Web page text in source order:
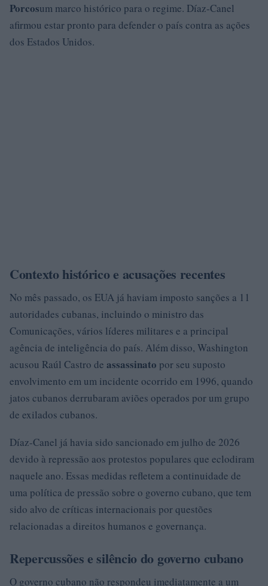
Porcosum marco histórico para o regime. Díaz-Canel
afirmou estar pronto para defender o país contra as ações
dos Estados Unidos.
Contexto histórico e acusações recentes
No mês passado, os EUA já haviam imposto sanções a 11
autoridades cubanas, incluindo o ministro das
Comunicações, vários líderes militares e a principal
agência de inteligência do país. Além disso, Washington
acusou Raúl Castro de assassinato por seu suposto
envolvimento em um incidente ocorrido em 1996, quando
jatos cubanos derrubaram aviões operados por um grupo
de exilados cubanos.
Díaz-Canel já havia sido sancionado em julho de 2026
devido à repressão aos protestos populares que eclodiram
naquele ano. Essas medidas refletem a continuidade de
uma política de pressão sobre o governo cubano, que tem
sido alvo de críticas internacionais por questões
relacionadas a direitos humanos e governança.
Repercussões e silêncio do governo cubano
O governo cubano não respondeu imediatamente a um